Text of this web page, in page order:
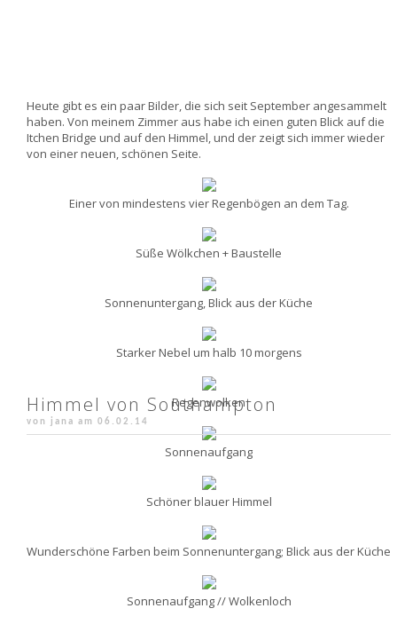
Himmel von Southampton
von jana am 06.02.14
Heute gibt es ein paar Bilder, die sich seit September angesammelt
haben. Von meinem Zimmer aus habe ich einen guten Blick auf die
Itchen Bridge und auf den Himmel, und der zeigt sich immer wieder
von einer neuen, schönen Seite.
Einer von mindestens vier Regenbögen an dem Tag.
Süße Wölkchen + Baustelle
Sonnenuntergang, Blick aus der Küche
Starker Nebel um halb 10 morgens
Regenwolken
Sonnenaufgang
Schöner blauer Himmel
Wunderschöne Farben beim Sonnenuntergang; Blick aus der Küche
Sonnenaufgang // Wolkenloch